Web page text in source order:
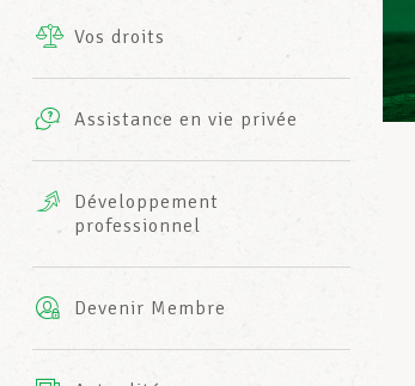
INFO-CENTER
Vos droits
Assistance en vie privée
complémentaires
AXA
Développement
professionnel
Devenir Membre